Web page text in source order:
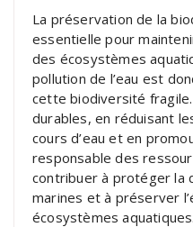
La préservation de la
essentielle pour
des écosystèmes
pollution de l’eau est
cette biodiversité
durables, en réduisant
cours d’eau et en
responsable des
contribuer à protéger la
marines et à préserver
écosystèmes aquatiques.